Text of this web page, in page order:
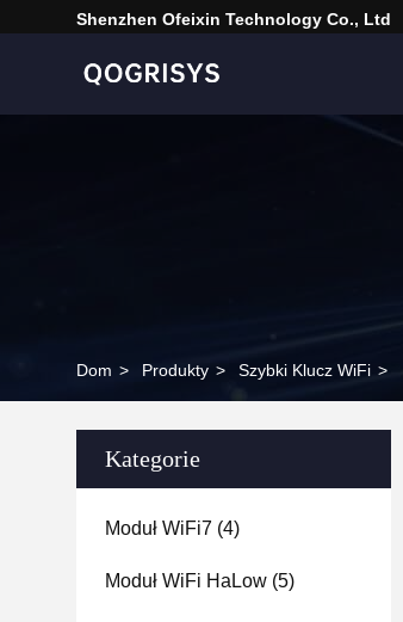
Shenzhen Ofeixin Technology Co., Ltd
Dom > Produkty > Szybki Klucz WiFi >
Kategorie
Moduł WiFi7 (4)
Moduł WiFi HaLow (5)